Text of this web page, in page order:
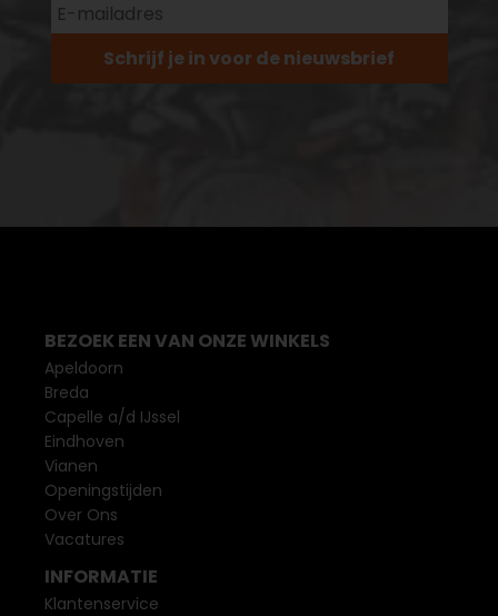
Schrijf je in voor de nieuwsbrief
BEZOEK EEN VAN ONZE WINKELS
Apeldoorn
Breda
Capelle a/d IJssel
Eindhoven
Vianen
Openingstijden
Over Ons
Vacatures
INFORMATIE
Klantenservice